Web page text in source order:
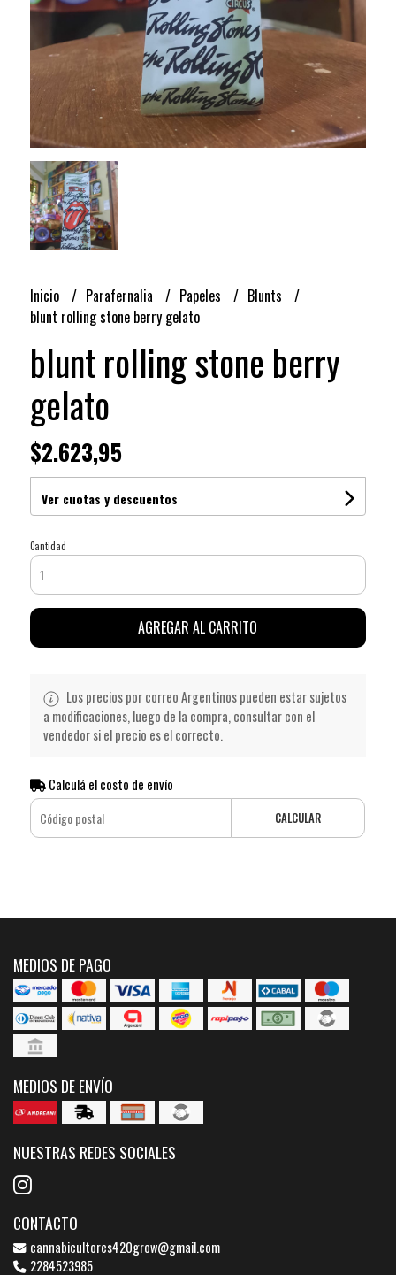
Inicio Parafernalia Papeles
Blunts
blunt rolling stone berry gelato
blunt rolling stone berry
gelato
$2.623,95
Ver cuotas y descuentos
Cantidad
AGREGAR AL CARRITO
Los precios por correo Argentinos pueden estar sujetos
a modificaciones, luego de la compra, consultar con el
vendedor si el precio es el correcto.
Calculá el costo de envío
CALCULAR
MEDIOS DE PAGO
MEDIOS DE ENVÍO
NUESTRAS REDES SOCIALES
CONTACTO
cannabicultores420grow@gmail.com
2284523985